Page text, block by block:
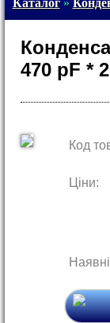
Каталог»
470 pF *
Код
Ціни: